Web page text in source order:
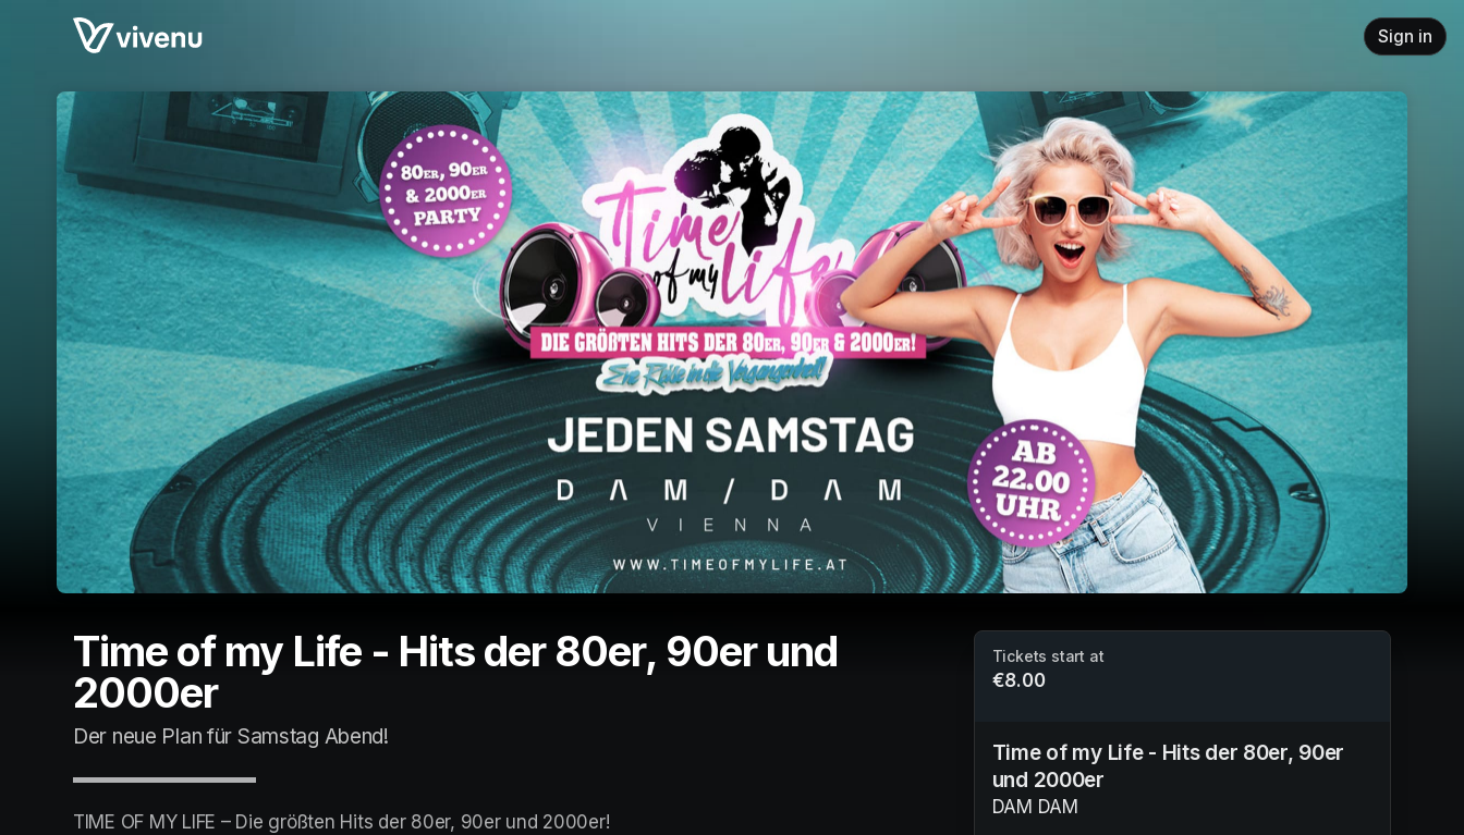
Skip header
Sign in
Time of my Life - Hits der 80er, 90er und
2000er
Der neue Plan für Samstag Abend!
▬▬▬▬▬▬▬▬▬▬
TIME OF MY LIFE – Die größten Hits der 80er, 90er und 2000er!
Tickets start at
€8.00
Time of my Life - Hits der 80er, 90er
und 2000er
DAM DAM